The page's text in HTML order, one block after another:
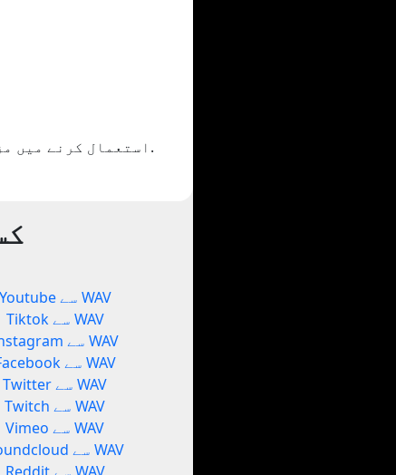
اگر آپ کو Yout.com استعمال کرنے میں مزہ آیا تو اس کا اشتراک کریں یا اپنے دوستوں کو دکھائیں۔.
Youtube سے WAV
Tiktok سے WAV
Instagram سے WAV
Facebook سے WAV
Twitter سے WAV
Twitch سے WAV
Vimeo سے WAV
Soundcloud سے WAV